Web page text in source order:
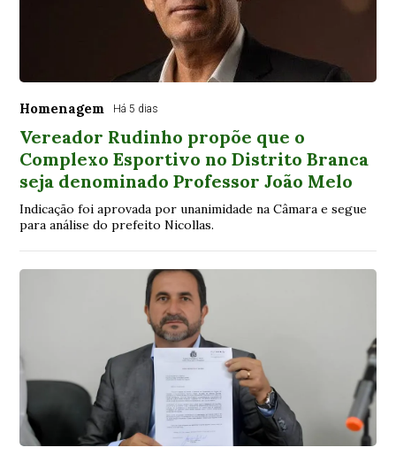
Homenagem Há 5 dias
Vereador Rudinho propõe que o
Complexo Esportivo no Distrito Branca
seja denominado Professor João Melo
Indicação foi aprovada por unanimidade na Câmara e segue
para análise do prefeito Nicollas.